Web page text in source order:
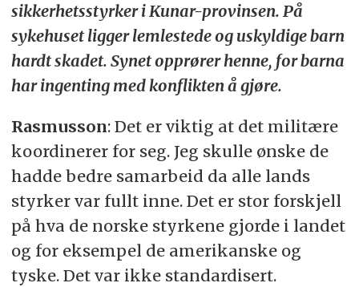
sikkerhetsstyrker i Kunar-provinsen. På
sykehuset ligger lemlestede og uskyldige barn
hardt skadet. Synet opprører henne, for barna
har ingenting med konflikten å gjøre.
Rasmusson: Det er viktig at det militære
koordinerer for seg. Jeg skulle ønske de
hadde bedre samarbeid da alle lands
styrker var fullt inne. Det er stor forskjell
på hva de norske styrkene gjorde i landet
og for eksempel de amerikanske og
tyske. Det var ikke standardisert.